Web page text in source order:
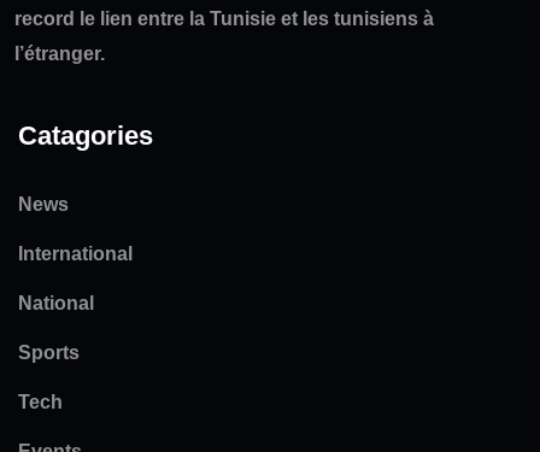
record le lien entre la Tunisie et les tunisiens à
l’étranger.
Catagories
News
International
National
Sports
Tech